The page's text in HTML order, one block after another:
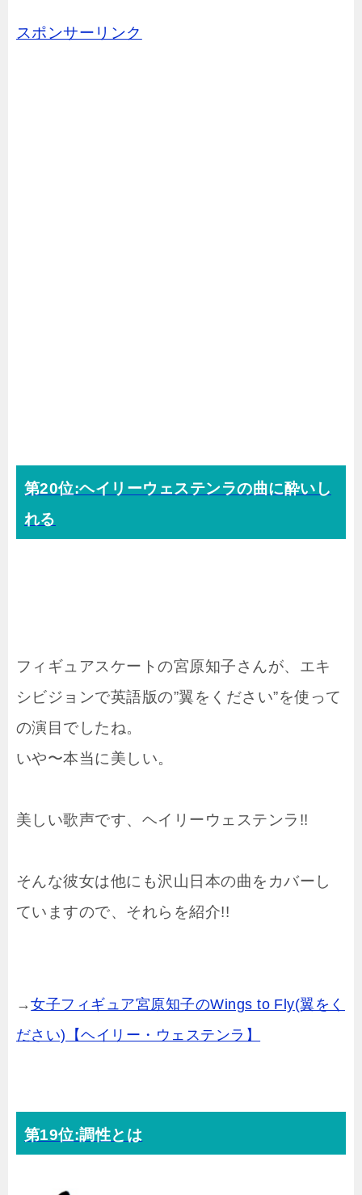
スポンサーリンク
第20位:ヘイリーウェステンラの曲に酔いし
れる
フィギュアスケートの宮原知子さんが、エキ
シビジョンで英語版の”翼をください”を使って
の演目でしたね。
いや〜本当に美しい。
美しい歌声です、ヘイリーウェステンラ!!
そんな彼女は他にも沢山日本の曲をカバーし
ていますので、それらを紹介!!
→女子フィギュア宮原知子のWings to Fly(翼をく
ださい)【ヘイリー・ウェステンラ】
第19位:調性とは